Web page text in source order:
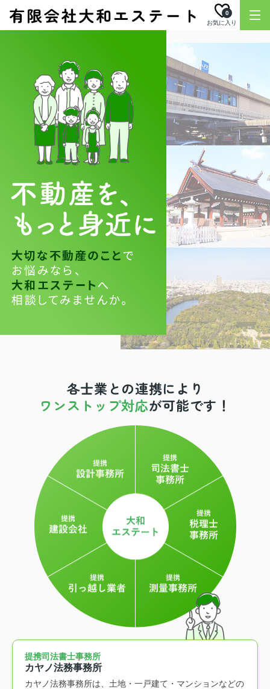
お気に入り
0
各士業との連携により
ワンストップ対応が可能です！
提携司法書士事務所
カヤノ法務事務所
カヤノ法務事務所は、土地・一戸建て・マンションなどの